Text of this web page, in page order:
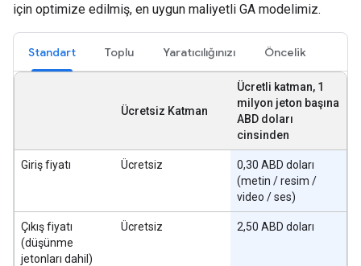
için optimize edilmiş, en uygun maliyetli GA modelimiz.
Standart Toplu Yaratıcılığınızı Öncelik
Ücretsiz Katman
Ücretli katman, 1
milyon jeton başına
ABD doları
cinsinden
Giriş fiyatı Ücretsiz
0,30 ABD doları
(metin / resim /
video / ses)
Çıkış fiyatı
(düşünme
jetonları dahil)
Ücretsiz 2,50 ABD doları